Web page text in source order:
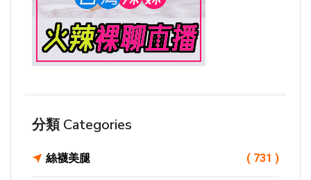
分類 Categories
絲襪美腿 ( 731 )